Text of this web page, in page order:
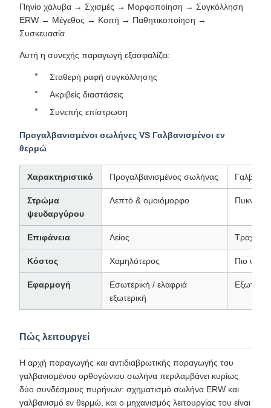
Πηνίο χάλυβα → Σχισμές → Μορφοποίηση → Συγκόλληση
ERW → Μέγεθος → Κοπή → Παθητικοποίηση →
Συσκευασία
Αυτή η συνεχής παραγωγή εξασφαλίζει:
Σταθερή ραφή συγκόλλησης
Ακριβείς διαστάσεις
Συνεπής επίστρωση
Προγαλβανισμένοι σωλήνες VS Γαλβανισμένοι εν
θερμώ
Χαρακτηριστικό Προγαλβανισμένος σωλήνας
Στρώμα
ψευδαργύρου
Λεπτό & ομοιόμορφο Πυκνός
Επιφάνεια Λείος Τραχύς
Κόστος Χαμηλότερος Πιο ψηλά
Εφαρμογή
Εσωτερική / ελαφριά
εξωτερική
Πώς λειτουργεί
Η αρχή παραγωγής και αντιδιαβρωτικής παραγωγής του
γαλβανισμένου ορθογώνιου σωλήνα περιλαμβάνει κυρίως
δύο συνδέσμους πυρήνων: σχηματισμό σωλήνα ERW και
γαλβανισμό εν θερμώ, και ο μηχανισμός λειτουργίας του είναι